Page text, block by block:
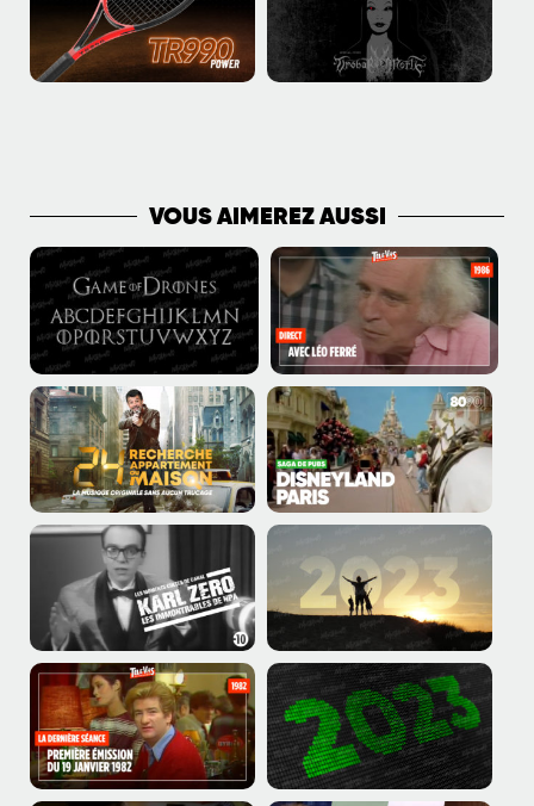
VOUS AIMEREZ AUSSI